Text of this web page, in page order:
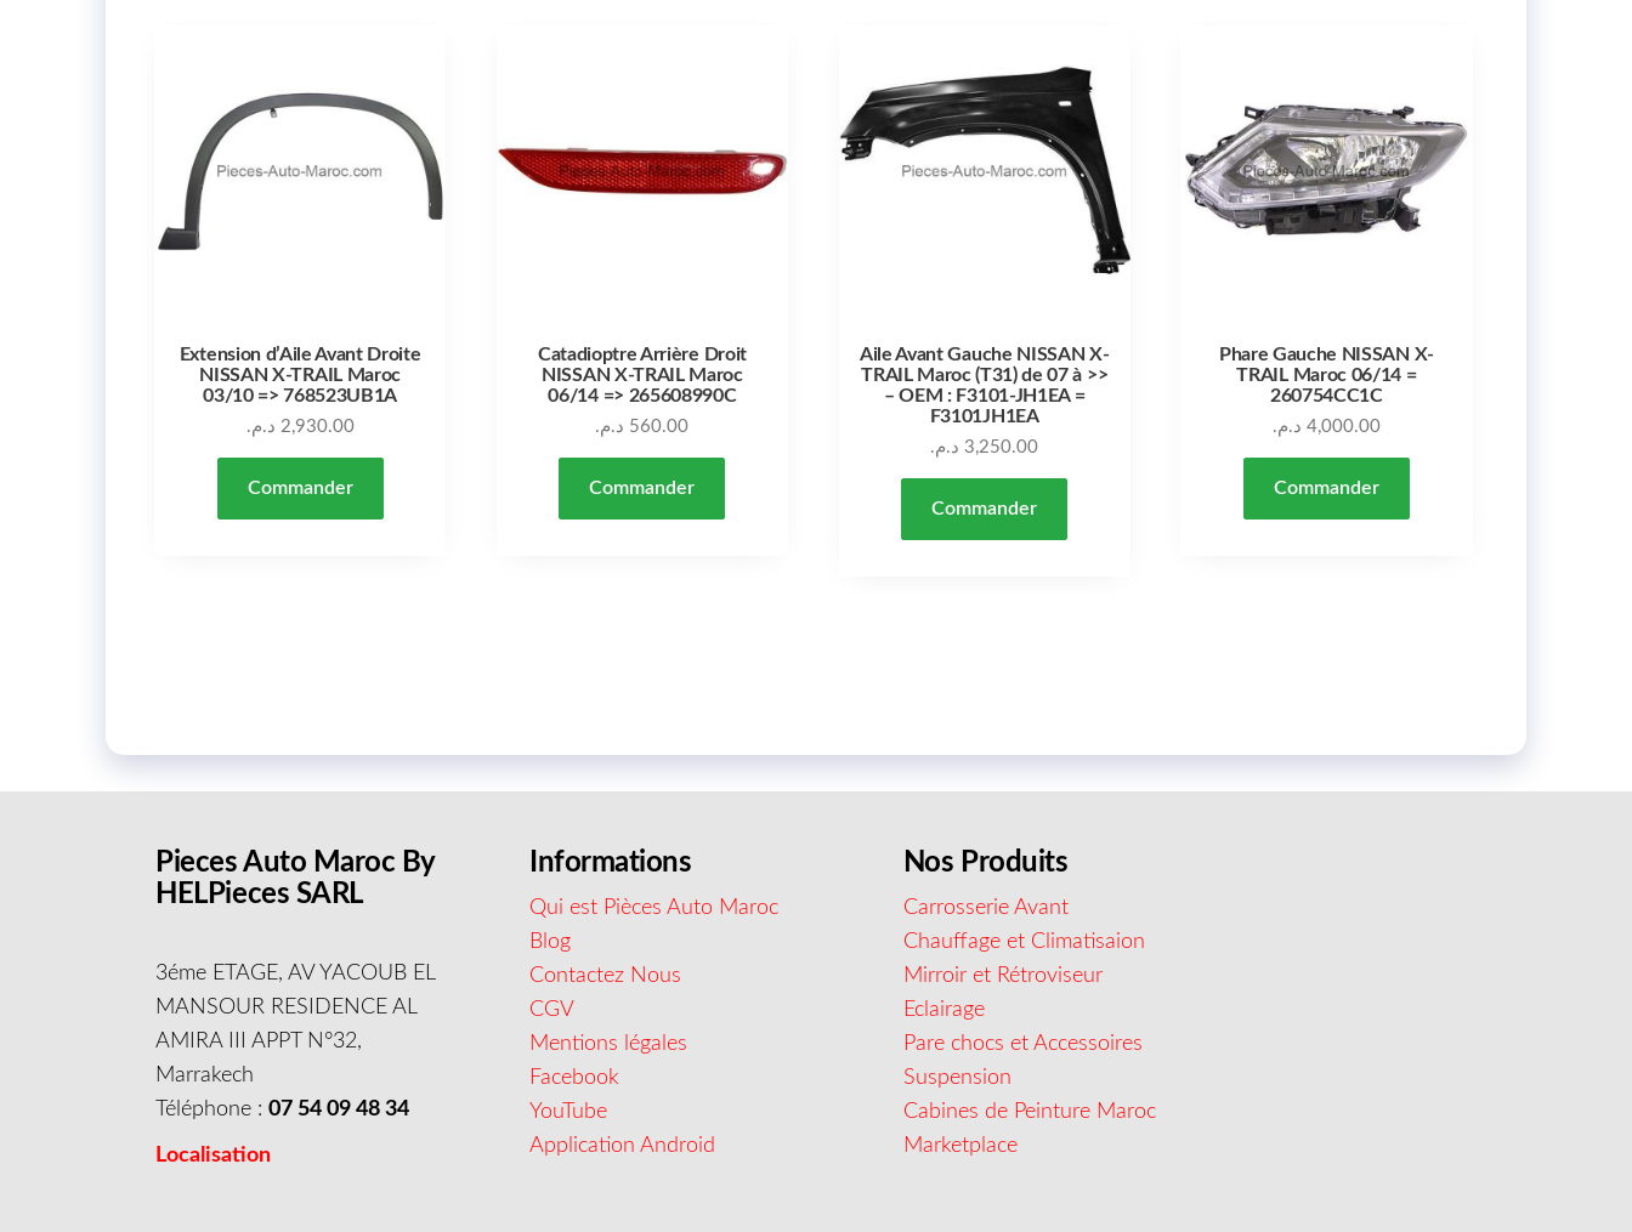
Extension d’Aile Avant Droite
NISSAN X-TRAIL Maroc
03/10 => 768523UB1A
2,930.00 د.م.
Commander
Catadioptre Arrière Droit
NISSAN X-TRAIL Maroc
06/14 => 265608990C
560.00 د.م.
Commander
Aile Avant Gauche NISSAN X-
TRAIL Maroc (T31) de 07 à >>
– OEM : F3101-JH1EA =
F3101JH1EA
3,250.00 د.م.
Commander
Phare Gauche NISSAN X-
TRAIL Maroc 06/14 =
260754CC1C
4,000.00 د.م.
Commander
Pieces Auto Maroc By
HELPieces SARL
3éme ETAGE, AV YACOUB EL
MANSOUR RESIDENCE AL
AMIRA III APPT N°32,
Marrakech
Téléphone :07 54 09 48 34
Localisation
Informations
Qui est Pièces Auto Maroc
Blog
Contactez Nous
CGV
Mentions légales
Facebook
YouTube
Application Android
Nos Produits
Carrosserie Avant
Chauffage et Climatisaion
Mirroir et Rétroviseur
Eclairage
Pare chocs et Accessoires
Suspension
Cabines de Peinture Maroc
Marketplace